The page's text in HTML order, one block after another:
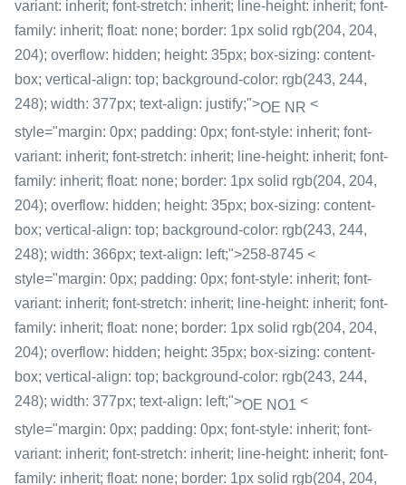
variant: inherit; font-stretch: inherit; line-height: inherit; font-
family: inherit; float: none; border: 1px solid rgb(204, 204,
204); overflow: hidden; height: 35px; box-sizing: content-
box; vertical-align: top; background-color: rgb(243, 244,
248); width: 377px; text-align: justify;">OE NR <
style="margin: 0px; padding: 0px; font-style: inherit; font-
variant: inherit; font-stretch: inherit; line-height: inherit; font-
family: inherit; float: none; border: 1px solid rgb(204, 204,
204); overflow: hidden; height: 35px; box-sizing: content-
box; vertical-align: top; background-color: rgb(243, 244,
248); width: 366px; text-align: left;">258-8745 <
style="margin: 0px; padding: 0px; font-style: inherit; font-
variant: inherit; font-stretch: inherit; line-height: inherit; font-
family: inherit; float: none; border: 1px solid rgb(204, 204,
204); overflow: hidden; height: 35px; box-sizing: content-
box; vertical-align: top; background-color: rgb(243, 244,
248); width: 377px; text-align: left;">OE NO1 <
style="margin: 0px; padding: 0px; font-style: inherit; font-
variant: inherit; font-stretch: inherit; line-height: inherit; font-
family: inherit; float: none; border: 1px solid rgb(204, 204,